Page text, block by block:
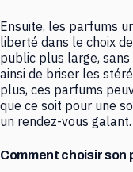
Ensuite, les parfums
liberté dans le choix
public plus large,
ainsi de briser les
plus, ces parfums
que ce soit pour une
un rendez-vous galant.
Comment choisir son